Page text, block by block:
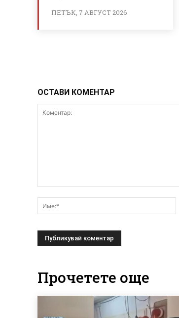
ПЕТЪК, 7 АВГУСТ 2026
ОСТАВИ КОМЕНТАР
Прочетете още